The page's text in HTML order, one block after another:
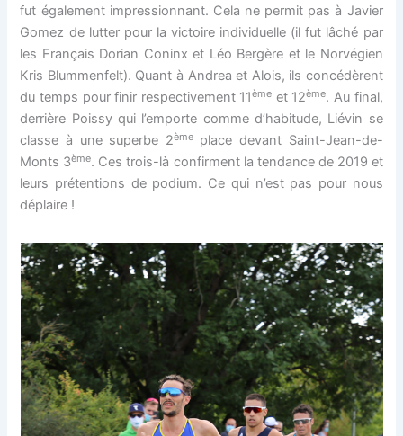
fut également impressionnant. Cela ne permit pas à Javier
Gomez de lutter pour la victoire individuelle (il fut lâché par
les Français Dorian Coninx et Léo Bergère et le Norvégien
Kris Blummenfelt). Quant à Andrea et Alois, ils concédèrent
du temps pour finir respectivement 11ème et 12ème. Au final,
derrière Poissy qui l’emporte comme d’habitude, Liévin se
classe à une superbe 2èmeplace devant Saint-Jean-de-
Monts 3ème. Ces trois-là confirment la tendance de 2019 et
leurs prétentions de podium. Ce qui n’est pas pour nous
déplaire !